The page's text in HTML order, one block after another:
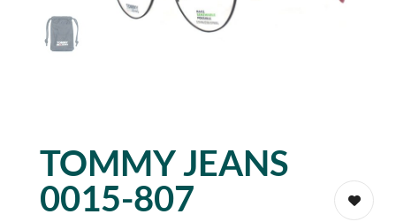
TOMMY JEANS
0015-807